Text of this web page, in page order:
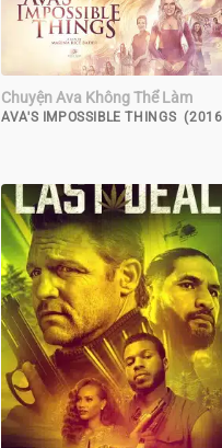
Chuyện Ava Không Thể Làm
AVA'S IMPOSSIBLE THINGS